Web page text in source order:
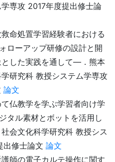
専攻 2017年度提出修士論
命処置学習経験者における
ローアップ研修の設計と開
した実践を通して―．熊本
研究科 教授システム学専攻
論文
仏教学を学ぶ学習者向け学
タル素材とボットを活用し
会文化科学研究科 教授シス
出修士論文 論文
師の電子カルテ操作に関す